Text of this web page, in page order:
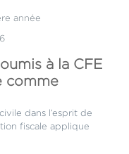
année
à la CFE
comme
dans l’esprit de
fiscale applique